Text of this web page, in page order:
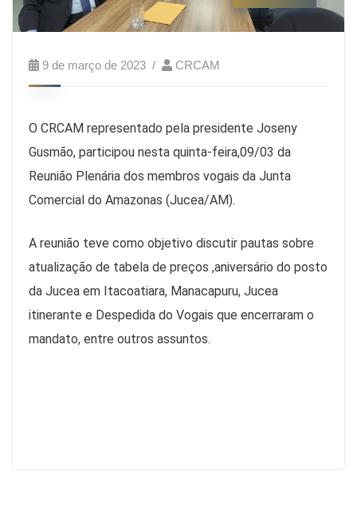
9 de março de 2023 CRCAM
O CRCAM representado pela presidente Joseny
Gusmão, participou nesta quinta-feira,09/03 da
Reunião Plenária dos membros vogais da Junta
Comercial do Amazonas (Jucea/AM).
A reunião teve como objetivo discutir pautas sobre
atualização de tabela de preços ,aniversário do posto
da Jucea em Itacoatiara, Manacapuru, Jucea
itinerante e Despedida do Vogais que encerraram o
mandato, entre outros assuntos.